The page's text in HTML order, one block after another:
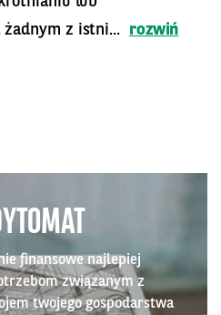
żadnym z istni...
rozwiń
finansowe najlepiej
związanym z
twojego gospodarstwa